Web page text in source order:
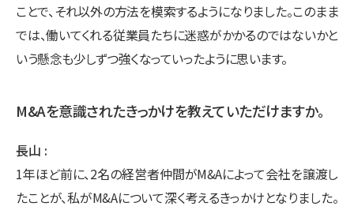
ことで、それ以外の方法を模索するようになりました。このまま
では、働いてくれる従業員たちに迷惑がかかるのではないかと
いう懸念も少しずつ強くなっていったように思います。
M&Aを意識されたきっかけを教えていただけますか。
長山
1年ほど前に、2名の経営者仲間がM&Aによって会社を譲渡し
たことが、私がM&Aについて深く考えるきっかけとなりました。